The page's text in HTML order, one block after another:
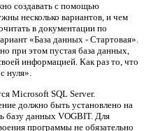
создавать с помощью
несколько вариантов, и чем
в документации по
«База данных - Стартовая».
при этом пустая база данных,
информацией. Как раз то, что
нуля».
Microsoft SQL Server.
должно быть установлено на
базу данных VOGBIT. Для
программы не обязательно